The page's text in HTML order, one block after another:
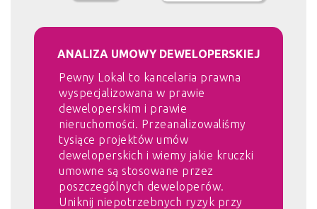
ANALIZA UMOWY DEWELOPERSKIEJ
Pewny Lokal to kancelaria prawna
wyspecjalizowana w prawie
deweloperskim i prawie
nieruchomości. Przeanalizowaliśmy
tysiące projektów umów
deweloperskich i wiemy jakie kruczki
umowne są stosowane przez
poszczególnych deweloperów.
Uniknij niepotrzebnych ryzyk przy